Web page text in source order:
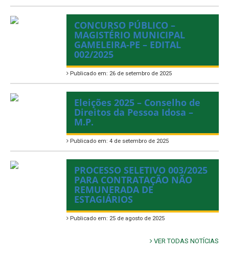
CONCURSO PÚBLICO –
MAGISTÉRIO MUNICIPAL
GAMELEIRA-PE – EDITAL
002/2025
Publicado em: 26 de setembro de 2025
Eleições 2025 – Conselho de
Direitos da Pessoa Idosa –
M.P.
Publicado em: 4 de setembro de 2025
PROCESSO SELETIVO 003/2025
PARA CONTRATAÇÃO NÃO
REMUNERADA DE
ESTAGIÁRIOS
Publicado em: 25 de agosto de 2025
VER TODAS NOTÍCIAS